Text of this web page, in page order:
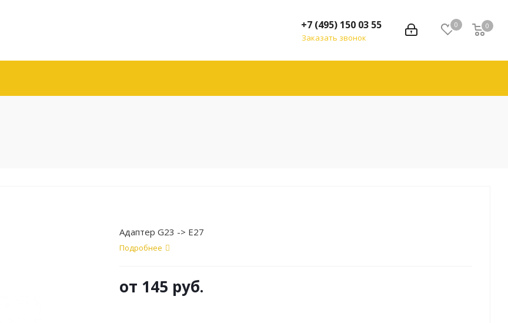
0 0
+7 (495) 150 03 55
Заказать звонок
Адаптер G23 -> E27
Подробнее
от 145 руб.